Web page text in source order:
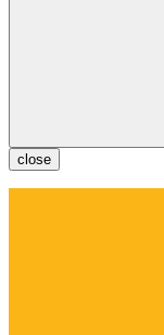
close